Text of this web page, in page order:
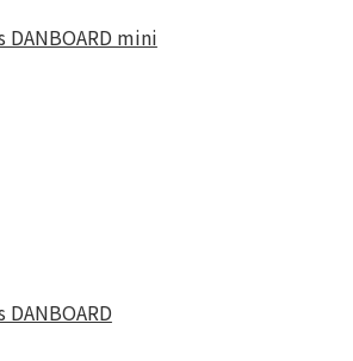
mini